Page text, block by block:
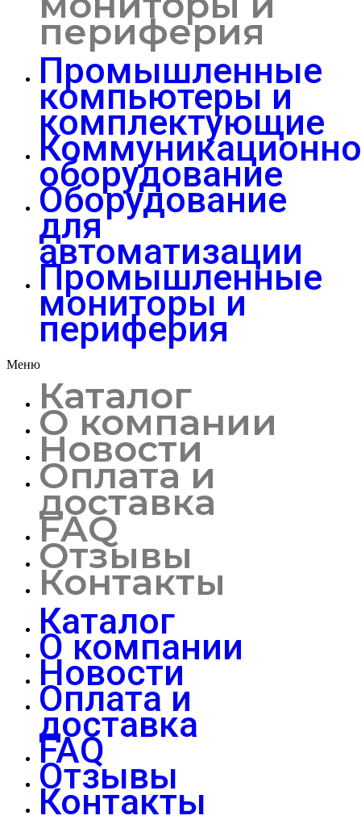
периферия
Промышленные
компьютеры и
комплектующие
оборудование
Оборудование
для
автоматизации
Промышленные
мониторы и
периферия
Меню
Каталог
О компании
Новости
Оплата и
доставка
FAQ
Отзывы
Контакты
Каталог
О компании
Новости
Оплата и
доставка
FAQ
Отзывы
Контакты